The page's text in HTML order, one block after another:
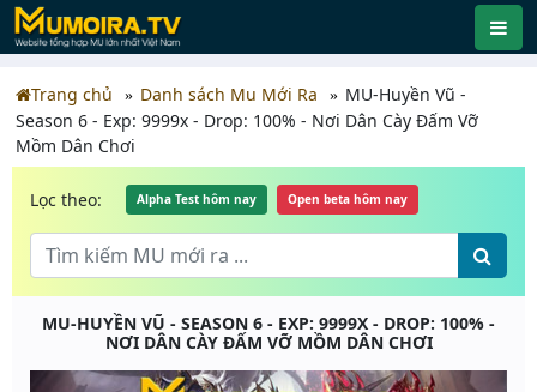
Trang chủ Danh sách Mu Mới Ra
MU-Huyền Vũ -
Season 6 - Exp: 9999x - Drop: 100% - Nơi Dân Cày Đấm Vỡ
Mồm Dân Chơi
Lọc theo: Alpha Test hôm nay Open beta hôm nay
MU-HUYỀN VŨ - SEASON 6 - EXP: 9999X - DROP: 100% -
NƠI DÂN CÀY ĐẤM VỠ MỒM DÂN CHƠI